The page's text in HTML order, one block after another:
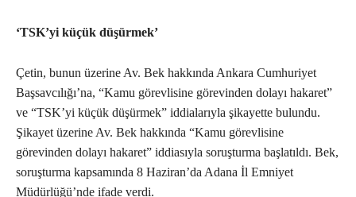
‘TSK’yi küçük düşürmek’
Çetin, bunun üzerine Av. Bek hakkında Ankara Cumhuriyet
Başsavcılığı’na, “Kamu görevlisine görevinden dolayı hakaret”
ve “TSK’yi küçük düşürmek” iddialarıyla şikayette bulundu.
Şikayet üzerine Av. Bek hakkında “Kamu görevlisine
görevinden dolayı hakaret” iddiasıyla soruşturma başlatıldı. Bek,
soruşturma kapsamında 8 Haziran’da Adana İl Emniyet
Müdürlüğü’nde ifade verdi.